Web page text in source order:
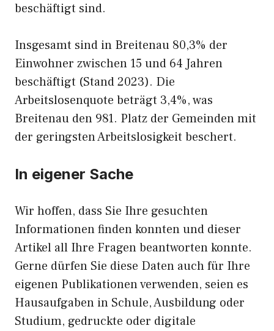
beschäftigt sind.
Insgesamt sind in Breitenau 80,3% der
Einwohner zwischen 15 und 64 Jahren
beschäftigt (Stand 2023). Die
Arbeitslosenquote beträgt 3,4%, was
Breitenau den 981. Platz der Gemeinden mit
der geringsten Arbeitslosigkeit beschert.
In eigener Sache
Wir hoffen, dass Sie Ihre gesuchten
Informationen finden konnten und dieser
Artikel all Ihre Fragen beantworten konnte.
Gerne dürfen Sie diese Daten auch für Ihre
eigenen Publikationen verwenden, seien es
Hausaufgaben in Schule, Ausbildung oder
Studium, gedruckte oder digitale